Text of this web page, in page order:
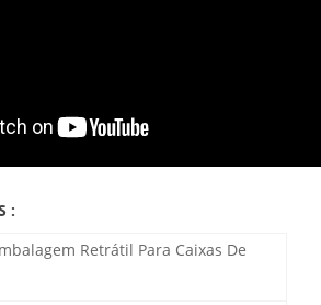
:
Retrátil Para Caixas De